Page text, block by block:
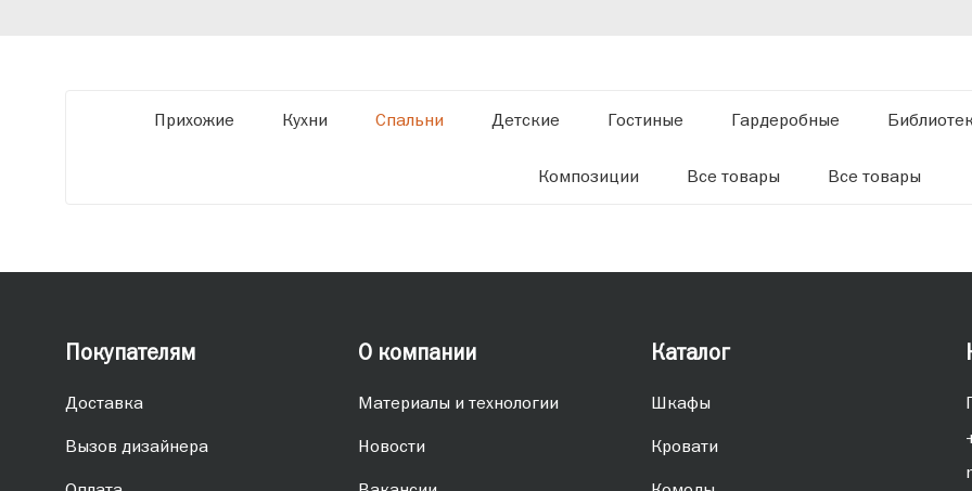
Прихожие Кухни Спальни Детские Гостиные Гардеробные
Композиции Все товары Все товары
Покупателям
Доставка
Вызов дизайнера
О компании
Материалы и технологии
Новости
Каталог
Шкафы
Кровати